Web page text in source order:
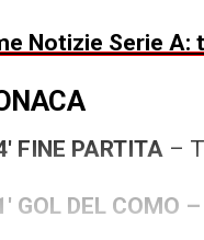
Notizie Serie
FINE PARTITA –
GOL DEL